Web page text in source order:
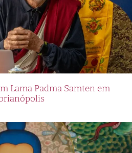
de juegos para
en Pin Up Casino
destino favorito para
una experiencia de
y confiable. Con una
ofrece a los jugadores
y divertida para disfrutar
Lama Padma Samten em